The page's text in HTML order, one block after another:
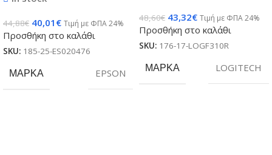
44,88€ 40,01 € Τιμή με ΦΠΑ 24%
Προσθήκη στο καλάθι
SKU: 185-25-ES020476
ΜΆΡΚΑ EPSON
48,60€ 43,32€ Τιμή με ΦΠΑ 24%
Προσθήκη στο καλάθι
SKU: 176-17-LOGF310R
ΜΆΡΚΑ LOGITECH